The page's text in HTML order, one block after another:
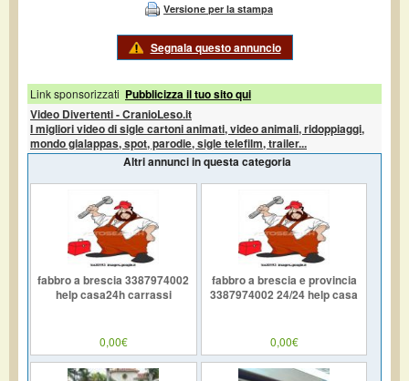
Versione per la stampa
Segnala questo annuncio
Link sponsorizzati Pubblicizza il tuo sito qui
Video Divertenti - CranioLeso.it
I migliori video di sigle cartoni animati, video animali, ridoppiaggi,
mondo gialappas, spot, parodie, sigle telefilm, trailer...
Altri annunci in questa categoria
fabbro a brescia 3387974002
help casa24h carrassi
0,00€
fabbro a brescia e provincia
3387974002 24/24 help casa
0,00€